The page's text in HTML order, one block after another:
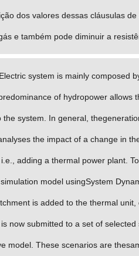
dos valores dessas cláusulas
e também pode diminuir a
system is mainly composed
of hydropower allows
the system. In general,
the impact of a change in
adding a thermal power plant.
model usingSystem
is added to the thermal
now submitted to a set of
model. These scenarios are